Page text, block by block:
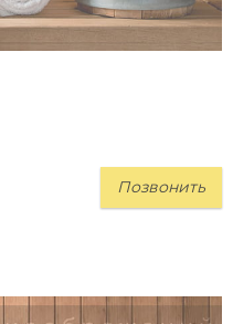
Позвонить